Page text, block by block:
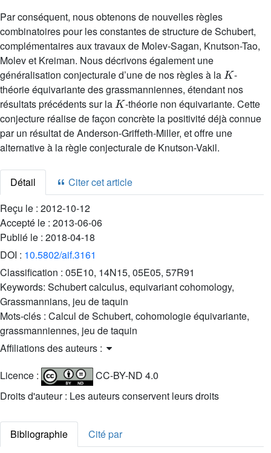
Par conséquent, nous obtenons de nouvelles règles
combinatoires pour les constantes de structure de Schubert,
complémentaires aux travaux de Molev-Sagan, Knutson-Tao,
Molev et Kreiman. Nous décrivons également une
généralisation conjecturale d’une de nos règles à la
-
théorie équivariante des grassmanniennes, étendant nos
résultats précédents sur la
K
-théorie non équivariante. Cette
conjecture réalise de façon concrète la positivité déjà connue
par un résultat de Anderson-Griffeth-Miller, et offre une
alternative à la règle conjecturale de Knutson-Vakil.
Détail
Citer cet article
Reçu le : 2012-10-12
Accepté le : 2013-06-06
Publié le : 2018-04-18
DOI : 10.5802/aif.3161
Classification : 05E10, 14N15, 05E05, 57R91
Keywords: Schubert calculus, equivariant cohomology,
Grassmannians, jeu de taquin
Mots-clés : Calcul de Schubert, cohomologie équivariante,
grassmanniennes, jeu de taquin
Affiliations des auteurs :
Licence :
CC-BY-ND 4.0
Droits d'auteur : Les auteurs conservent leurs droits
Bibliographie
Cité par